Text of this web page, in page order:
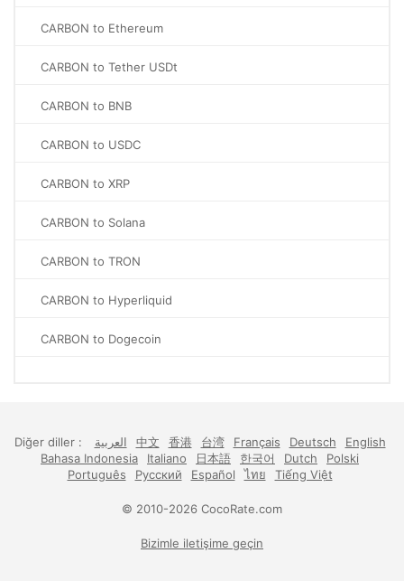
CARBON to Ethereum
CARBON to Tether USDt
CARBON to BNB
CARBON to USDC
CARBON to XRP
CARBON to Solana
CARBON to TRON
CARBON to Hyperliquid
CARBON to Dogecoin
Diğer diller : العربية 中文 香港 台湾 Français Deutsch
English
Bahasa Indonesia
Italiano 日本語 한국어 Dutch
Polski
Português
Русский Español ไทย Tiếng Việt
© 2010-2026 CocoRate.com
Bizimle iletişime geçin